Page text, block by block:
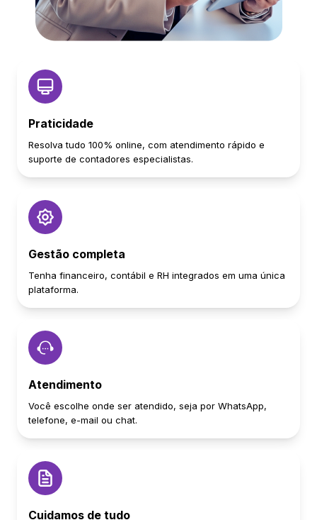
Praticidade
Resolva tudo 100% online, com atendimento rápido e
suporte de contadores especialistas.
Gestão completa
Tenha financeiro, contábil e RH integrados em uma única
plataforma.
Atendimento
Você escolhe onde ser atendido, seja por WhatsApp,
telefone, e-mail ou chat.
Cuidamos de tudo